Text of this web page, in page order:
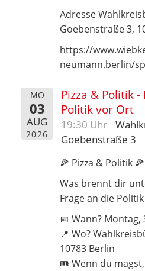
Adresse
Goebenstraße 3,
https://
neumann.berlin/
MO
03
AUG
2026
Pizza & Politik
Politik vor Ort
19:30 Uhr
Goebenstraße 3
🍕 Pizza & Politik 🍕
Was brennt dir
Frage an die
📅 Wann?
📍 Wo?
10783 Berlin
🎟️ Wenn du